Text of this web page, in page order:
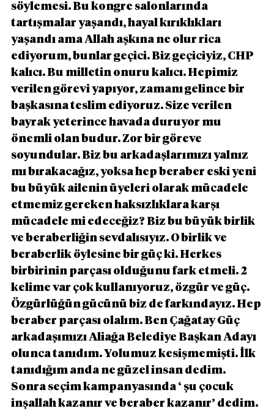
söylemesi. Bu kongre salonlarında
tartışmalar yaşandı, hayal kırıklıkları
yaşandı ama Allah aşkına ne olur rica
ediyorum, bunlar geçici. Biz geçiciyiz, CHP
kalıcı. Bu milletin onuru kalıcı. Hepimiz
verilen görevi yapıyor, zamanı gelince bir
başkasına teslim ediyoruz. Size verilen
bayrak yeterince havada duruyor mu
önemli olan budur. Zor bir göreve
soyundular. Biz bu arkadaşlarımızı yalnız
mı bırakacağız, yoksa hep beraber eski yeni
bu büyük ailenin üyeleri olarak mücadele
etmemiz gereken haksızlıklara karşı
mücadele mi edeceğiz? Biz bu büyük birlik
ve beraberliğin sevdalısıyız. O birlik ve
beraberlik öylesine bir güç ki. Herkes
birbirinin parçası olduğunu fark etmeli. 2
kelime var çok kullanıyoruz, özgür ve güç.
Özgürlüğün gücünü biz de farkındayız. Hep
beraber parçası olalım. Ben Çağatay Güç
arkadaşımızı Aliağa Belediye Başkan Adayı
olunca tanıdım. Yolumuz kesişmemişti. İlk
tanıdığım anda ne güzel insan dedim.
Sonra seçim kampanyasında ‘ şu çocuk
inşallah kazanır ve beraber kazanır’ dedim.